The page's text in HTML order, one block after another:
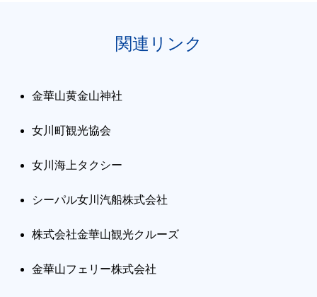
関連リンク
金華山黄金山神社
女川町観光協会
女川海上タクシー
シーパル女川汽船株式会社
株式会社金華山観光クルーズ
金華山フェリー株式会社